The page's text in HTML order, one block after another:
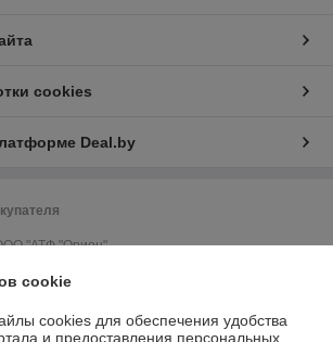
cookies
Deal.by
"АТФ "Орион"
cookie
cookies для обеспечения удобства
и предоставления персональных